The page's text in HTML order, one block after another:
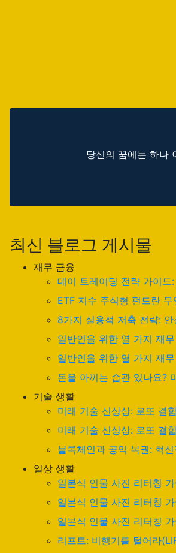
당신의 꿈에는 하나
최신 블로그 게시물
재무 금융
데이 트레이딩 전략 가이
ETF 지수 주식형 펀드란
8가지 실용적 저축 전략:
일반인을 위한 열 가지 재
일반인을 위한 열 가지 재
돈을 아끼는 습관 있나요?
기술 생활
미래 기술 신상상: 로또 결
미래 기술 신상상: 로또 결
블록체인과 공익 복권: 혁
일상 생활
일본식 인물 사진 리터칭
일본식 인물 사진 리터칭
일본식 인물 사진 리터칭
리프트: 비행기를 털어라